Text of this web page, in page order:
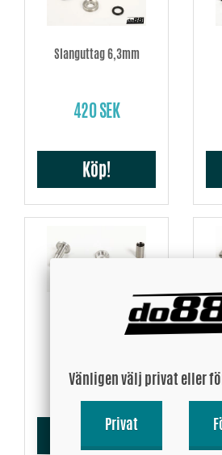
Slanguttag 6,3mm
420 SEK
Köp!
Slanguttag 10mm
436 SEK
Köp!
Vänligen välj privat eller
Privat